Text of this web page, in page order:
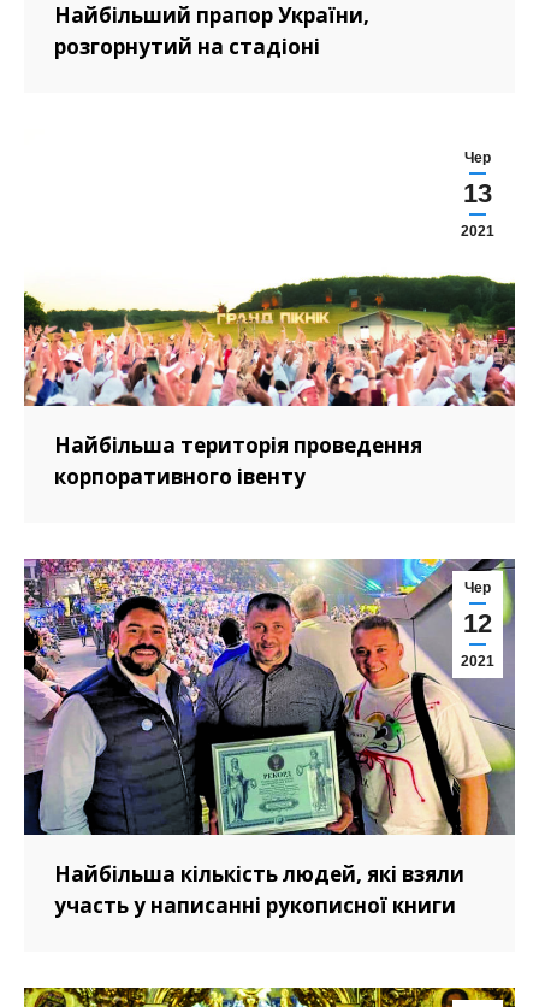
Найбільший прапор України,
розгорнутий на стадіоні
Чер
13
2021
Найбільша територія проведення
корпоративного івенту
Чер
12
2021
Найбільша кількість людей, які взяли
участь у написанні рукописної книги